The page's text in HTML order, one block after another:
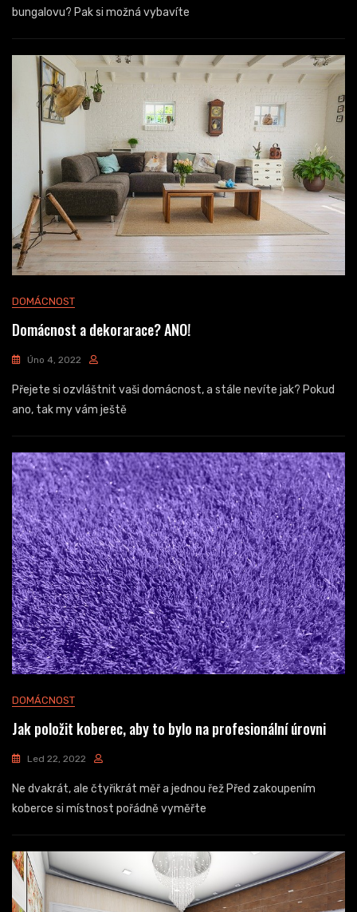
bungalovu? Pak si možná vybavíte
DOMÁCNOST
Domácnost a dekorarace? ANO!
Úno 4, 2022
Přejete si ozvláštnit vaši domácnost, a stále nevíte jak? Pokud
ano, tak my vám ještě
DOMÁCNOST
Jak položit koberec, aby to bylo na profesionální úrovni
Led 22, 2022
Ne dvakrát, ale čtyřikrát měř a jednou řež Před zakoupením
koberce si místnost pořádně vyměřte